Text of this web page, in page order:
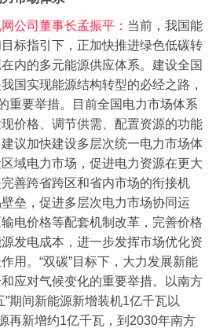
公司董事长孟振平： 当前，我国能
标指引下，正加快推进绿色低碳转
内的多元能源供应体系。建设全国
国实现能源结构转型的必经之路，
重要举措。目前全国电力市场体系
价格、调节供需、配置资源的功能
议加快建设多层次统一电力市场体
域电力市场，促进电力资源在更大
善跨省跨区和省内市场的衔接机
垒，促进多层次电力市场协同运
电价格等配套机制改革，完善价格
发电成本，进一步发挥市场优化资
用。 “双碳”目标下，大力发展新能
应对气候变化的重要举措。以南方
”期间新能源新增装机1亿千瓦以
再新增约1亿千瓦，到2030年南方